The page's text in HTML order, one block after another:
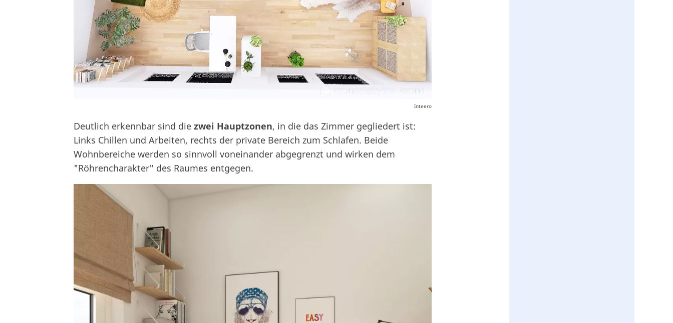
Inteero
Deutlich erkennbar sind die zwei Hauptzonen, in die das Zimmer gegliedert ist:
Links Chillen und Arbeiten, rechts der private Bereich zum Schlafen. Beide
Wohnbereiche werden so sinnvoll voneinander abgegrenzt und wirken dem
"Röhrencharakter" des Raumes entgegen.